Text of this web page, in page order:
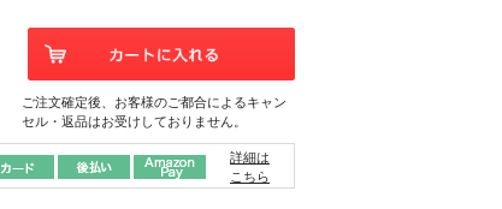
ご注文確定後、お客様のご都合によるキャン
セル・返品はお受けしておりません。
詳細は
こちら